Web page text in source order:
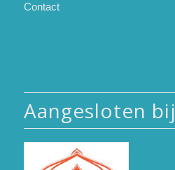
Contact
Aangesloten bij